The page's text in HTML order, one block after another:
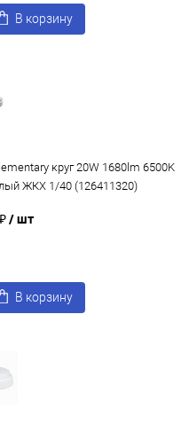
В корзину
круг 20W 1680lm 6500K
ЖКХ 1/40 (126411320)
/ шт
В корзину